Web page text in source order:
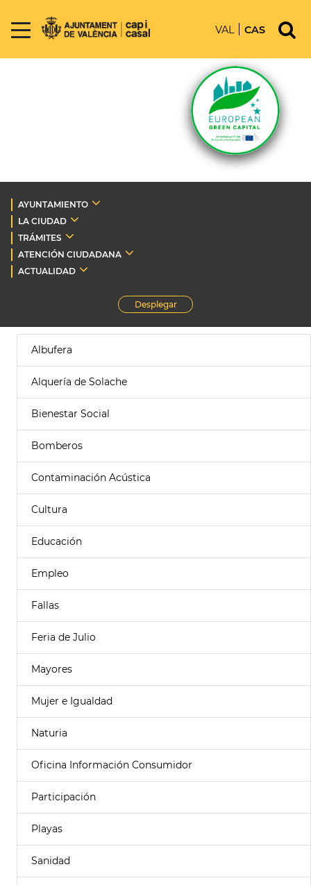
VAL CAS
AYUNTAMIENTO
LA CIUDAD
TRÁMITES
ATENCIÓN CIUDADANA
ACTUALIDAD
Desplegar
Albufera
Alquería de Solache
Bienestar Social
Bomberos
Contaminación Acústica
Cultura
Educación
Empleo
Fallas
Feria de Julio
Mayores
Mujer e Igualdad
Naturia
Oficina Información Consumidor
Participación
Playas
Sanidad